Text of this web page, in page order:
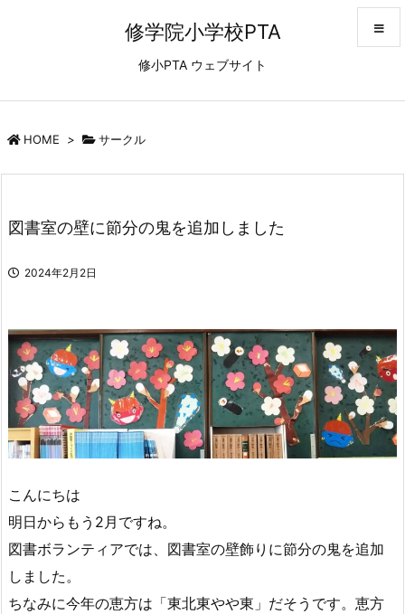
修学院小学校PTA
修小PTA ウェブサイト
HOME > サークル
図書室の壁に節分の鬼を追加しました
2024年2月2日
こんにちは
明日からもう2月ですね。
図書ボランティアでは、図書室の壁飾りに節分の鬼を追加
しました。
ちなみに今年の恵方は「東北東やや東」だそうです。恵方